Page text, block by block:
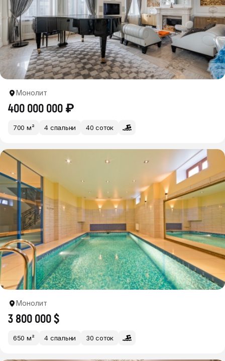
Монолит
400 000 000 ₽
700 м² 4 спальни 40 соток
Монолит
3 800 000 $
650 м² 4 спальни 30 соток